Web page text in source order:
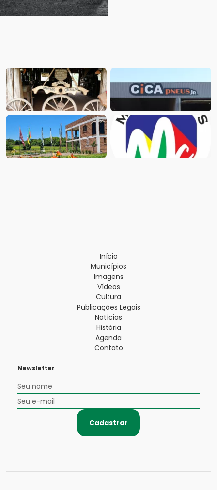
Início
Municípios
Imagens
Vídeos
Cultura
Publicações Legais
Notícias
História
Agenda
Contato
Newsletter
Cadastrar